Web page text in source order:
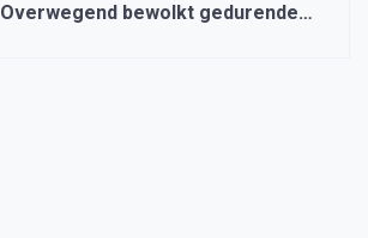
Overwegend bewolkt gedurende